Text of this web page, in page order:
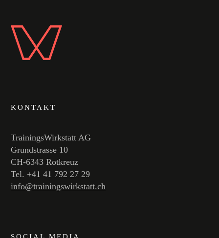
KONTAKT
TrainingsWirkstatt AG
Grundstrasse 10
CH-6343 Rotkreuz
Tel. +41 41 792 27 29
info@trainingswirkstatt.ch
SOCIAL MEDIA